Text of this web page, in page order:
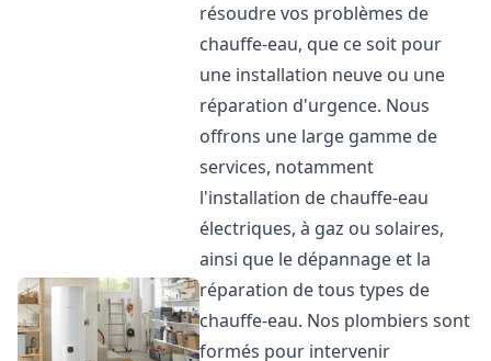
résoudre vos problèmes de
chauffe-eau, que ce soit pour
une installation neuve ou une
réparation d'urgence. Nous
offrons une large gamme de
services, notamment
l'installation de chauffe-eau
électriques, à gaz ou solaires,
ainsi que le dépannage et la
réparation de tous types de
chauffe-eau. Nos plombiers sont
formés pour intervenir